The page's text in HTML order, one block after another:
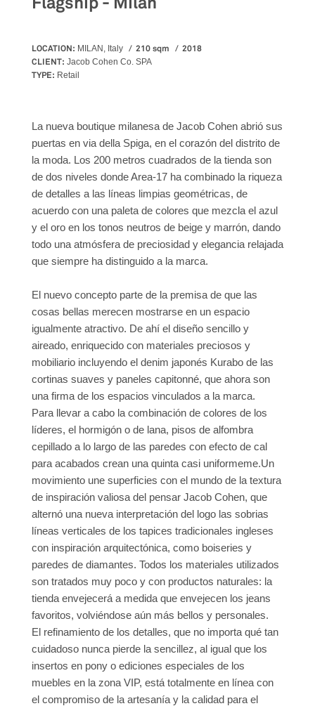
LOCATION: MILAN, Italy 210 sqm
2018
CLIENT: Jacob Cohen Co. SPA
TYPE: Retail
La nueva boutique milanesa de Jacob Cohen abrió sus
puertas en via della Spiga, en el corazón del distrito de
la moda. Los 200 metros cuadrados de la tienda son
de dos niveles donde Area-17 ha combinado la riqueza
de detalles a las líneas limpias geométricas, de
acuerdo con una paleta de colores que mezcla el azul
y el oro en los tonos neutros de beige y marrón, dando
todo una atmósfera de preciosidad y elegancia relajada
que siempre ha distinguido a la marca.
El nuevo concepto parte de la premisa de que las
cosas bellas merecen mostrarse en un espacio
igualmente atractivo. De ahí el diseño sencillo y
aireado, enriquecido con materiales preciosos y
mobiliario incluyendo el denim japonés Kurabo de las
cortinas suaves y paneles capitonné, que ahora son
una firma de los espacios vinculados a la marca.
Para llevar a cabo la combinación de colores de los
líderes, el hormigón o de lana, pisos de alfombra
cepillado a lo largo de las paredes con efecto de cal
para acabados crean una quinta casi uniformeme.Un
movimiento une superficies con el mundo de la textura
de inspiración valiosa del pensar Jacob Cohen, que
alternó una nueva interpretación del logo las sobrias
líneas verticales de los tapices tradicionales ingleses
con inspiración arquitectónica, como boiseries y
paredes de diamantes. Todos los materiales utilizados
son tratados muy poco y con productos naturales: la
tienda envejecerá a medida que envejecen los jeans
favoritos, volviéndose aún más bellos y personales.
El refinamiento de los detalles, que no importa qué tan
cuidadoso nunca pierde la sencillez, al igual que los
insertos en pony o ediciones especiales de los
muebles en la zona VIP, está totalmente en línea con
el compromiso de la artesanía y la calidad para el